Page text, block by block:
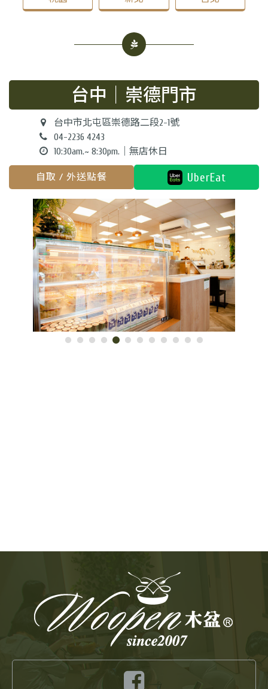
台中｜崇德門市
台中市北屯區崇德路二段2-1號
04-2236 4243
10:30am.~ 8:30pm.｜無店休日
自取 / 外送點餐 UberEat